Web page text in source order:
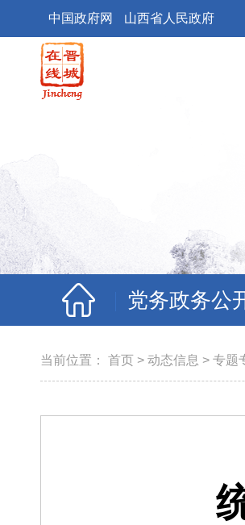
中国政府网 山西省人民政府
党务政务公
当前位置： 首页 > 动态信息 > 专题